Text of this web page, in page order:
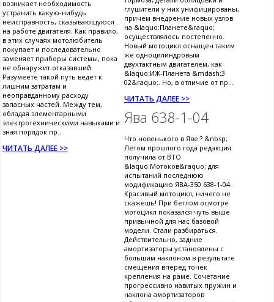
возникает необходимость
устранить какую-нибудь
неисправность, сказывающуюся
на работе двигателя. Как правило,
в этих случаях мотолюбитель
покупает и последовательно
заменяет приборы системы, пока
не обнаружит отказавший.
Разумеете такой путь ведет к
лишним затратам и
неоправданному расходу
запасных частей. Между тем,
обладая элементарными
электротехническими навыками и
зная порядок пр...
ЧИТАТЬ ДАЛЕЕ >>
глушители у них унифицированы,
причем внедрение новых узлов
на &laquo;Планете&raquo;
осуществлялось постепенно.
Новый мотоцикл оснащен таким
же одноцилиндровым
двухтактным двигателем, как
&laquo;ИЖ-Планета &mdash;3
02&raquo;. Но, в отличие от пр...
ЧИТАТЬ ДАЛЕЕ >>
Ява 638-1-04
Что новенького в Яве ? &nbsp;
Летом прошлого года редакция
получила от ВТО
&laquo;Мотоков&raquo; для
испытаний последнюю
модификацию ЯВА-350 638-1-04.
Красивый мотоцикл, ничего не
скажешь! При беглом осмотре
мотоцикл показался чуть выше
привычной для нас базовой
модели. Стали разбираться.
Действительно, задние
амортизаторы установлены с
большим наклоном в результате
смещения вперед точек
крепления на раме. Сочетание
прогрессивно навитых пружин и
наклона амортизаторов